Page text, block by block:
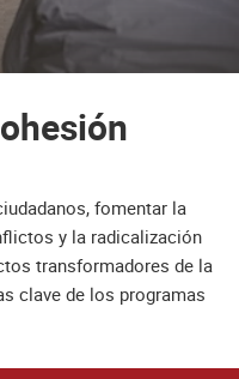
fomentar la
y la radicalización
transformadores de la
clave de los programas